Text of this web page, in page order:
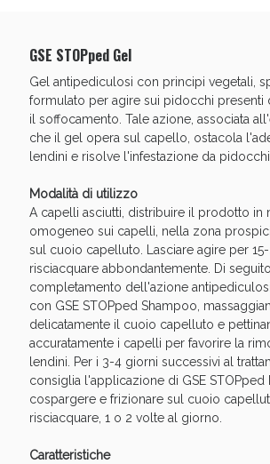
GSE STOPped Gel
Gel antipediculosi con principi vegetali,
formulato per agire sui pidocchi presenti
il soffocamento. Tale azione, associata
che il gel opera sul capello, ostacola
lendini e risolve l'infestazione da pidocchi.
Modalità di utilizzo
A capelli asciutti, distribuire il prodotto in
omogeneo sui capelli, nella zona
sul cuoio capelluto. Lasciare agire per
risciacquare abbondantemente. Di
completamento dell'azione
con GSE STOPped Shampoo,
delicatamente il cuoio capelluto e
accuratamente i capelli per favorire la
lendini. Per i 3-4 giorni successivi al
consiglia l'applicazione di GSE STOPped
cospargere e frizionare sul cuoio
risciacquare, 1 o 2 volte al giorno.
Caratteristiche
Vie Urinarie e Prostata: Sconti fino